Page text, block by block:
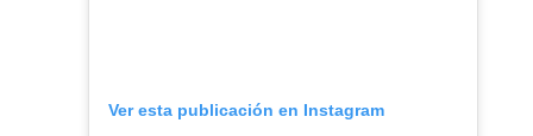
Ver esta publicación en Instagram